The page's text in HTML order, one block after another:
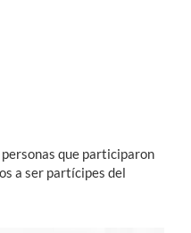
que participaron
a ser partícipes del